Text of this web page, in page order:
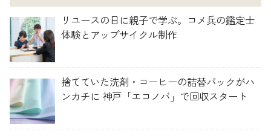
リユースの日に親子で学ぶ。コメ兵の鑑定士
体験とアップサイクル制作
捨てていた洗剤・コーヒーの詰替パックがハ
ンカチに 神戸「エコノバ」で回収スタート